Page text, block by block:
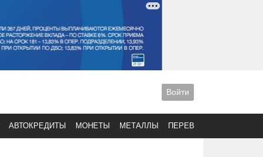
Войти
АВТОКРЕДИТЫ МОНЕТЫ МЕТАЛЛЫ ПЕРЕВОДЫ